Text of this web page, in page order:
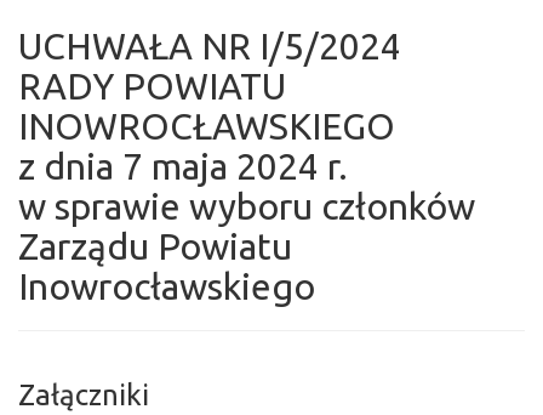
UCHWAŁA NR I/5/2024
RADY POWIATU
INOWROCŁAWSKIEGO
z dnia 7 maja 2024 r.
w sprawie wyboru członków
Zarządu Powiatu
Inowrocławskiego
Załączniki